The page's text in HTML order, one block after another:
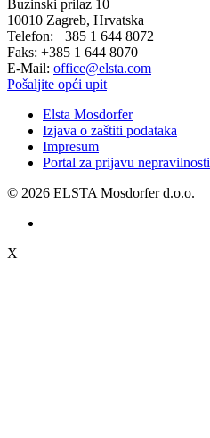
Buzinski prilaz 10
10010 Zagreb, Hrvatska
Telefon: +385 1 644 8072
Faks: +385 1 644 8070
E-Mail: office@elsta.com
Pošaljite opći upit
Elsta Mosdorfer
Izjava o zaštiti podataka
Impresum
Portal za prijavu nepravilnosti
© 2026 ELSTA Mosdorfer d.o.o.
X